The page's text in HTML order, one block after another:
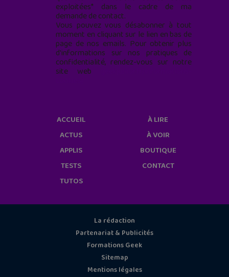
exploitées* dans le cadre de ma
demande de contact.
Vous pouvez vous désabonner à tout
moment en cliquant sur le lien en bas de
page de nos emails. Pour obtenir plus
d'informations sur nos pratiques de
confidentialité, rendez-vous sur notre
site web
ACCUEIL
ACTUS
APPLIS
TESTS
TUTOS
À LIRE
À VOIR
BOUTIQUE
CONTACT
La rédaction
Partenariat & Publicités
Formations Geek
Sitemap
Mentions légales